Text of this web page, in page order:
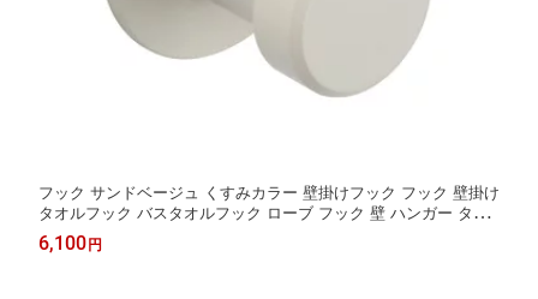
フック サンドベージュ くすみカラー 壁掛けフック フック 壁掛け
タオルフック バスタオルフック ローブ フック 壁 ハンガー タオ
ル バスタオル アイアン シンプル モダン おしゃれ 北欧 洗面所 洗
面 浴室 バスルーム お風呂 ステンレス 夏セール 送料無料 模様替
6,100 円